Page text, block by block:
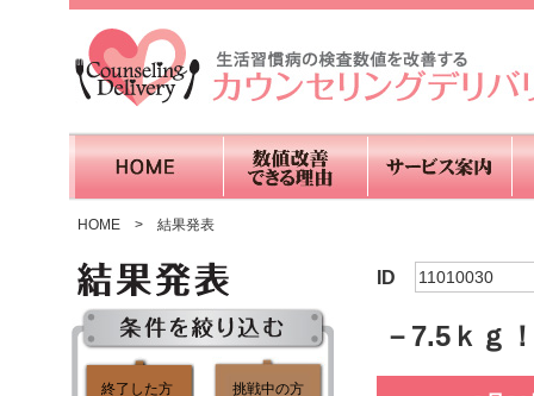
HOME> 結果発表
終了した方 挑戦中の方
ID 11010030
－7.5ｋｇ